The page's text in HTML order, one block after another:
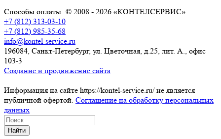
Способы оплаты © 2008 - 2026 «КОНТЕЛСЕРВИС»
+7 (812) 313-03-10
+7 (812) 985-35-68
info@kontel-service.ru
196084, Санкт-Петербург, ул. Цветочная, д.25, лит. А., офис
103-3
Создание и продвижение сайта
Информация на сайте https://kontel-service.ru/ не является
публичной офертой. Соглашение на обработку персональных
данных
Найти